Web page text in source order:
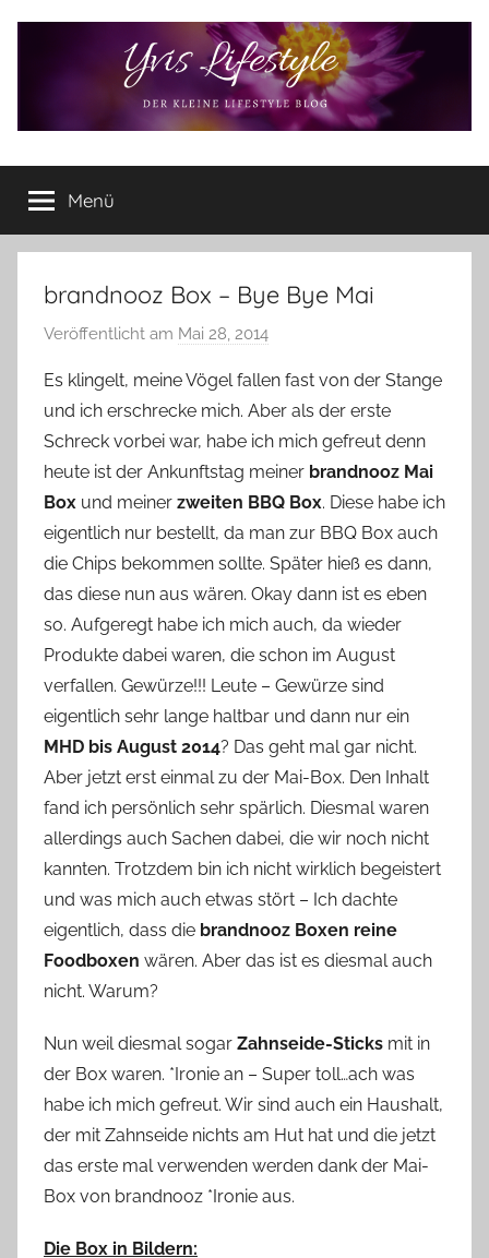
Yvis
Lifestyle
Lifestyle
Blog
–
Lifestyle,
Rezensionen,
Produkttests
vieles
mehr
Menü
brandnooz Box – Bye Bye Mai
Veröffentlicht am Mai 28, 2014
n
Y
v
o
n
n
e
Es klingelt, meine Vögel fallen fast von der Stange
und ich erschrecke mich. Aber als der erste
Schreck vorbei war, habe ich mich gefreut denn
heute ist der Ankunftstag meiner brandnooz Mai
Box und meiner zweiten BBQ Box. Diese habe ich
eigentlich nur bestellt, da man zur BBQ Box auch
die Chips bekommen sollte. Später hieß es dann,
das diese nun aus wären. Okay dann ist es eben
so. Aufgeregt habe ich mich auch, da wieder
Produkte dabei waren, die schon im August
verfallen. Gewürze!!! Leute – Gewürze sind
eigentlich sehr lange haltbar und dann nur ein
MHD bis August 2014? Das geht mal gar nicht.
Aber jetzt erst einmal zu der Mai-Box. Den Inhalt
fand ich persönlich sehr spärlich. Diesmal waren
allerdings auch Sachen dabei, die wir noch nicht
kannten. Trotzdem bin ich nicht wirklich begeistert
und was mich auch etwas stört – Ich dachte
eigentlich, dass die brandnooz Boxen reine
Foodboxen wären. Aber das ist es diesmal auch
nicht. Warum?
Nun weil diesmal sogar Zahnseide-Sticks mit in
der Box waren. *Ironie an – Super toll…ach was
habe ich mich gefreut. Wir sind auch ein Haushalt,
der mit Zahnseide nichts am Hut hat und die jetzt
das erste mal verwenden werden dank der Mai-
Box von brandnooz *Ironie aus.
Die Box in Bildern: